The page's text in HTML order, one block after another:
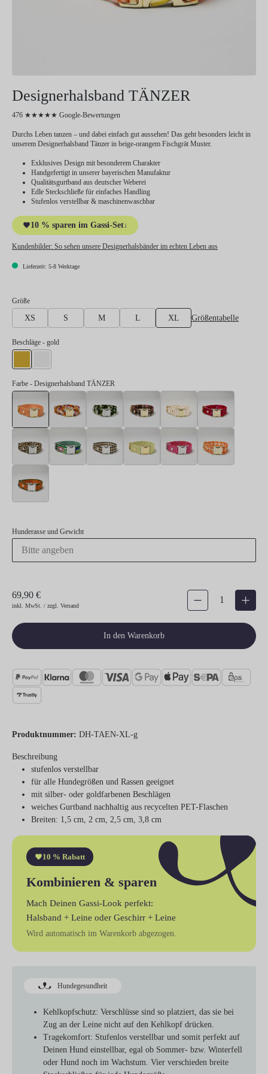
Designerhalsband TÄNZER
476 ★★★★★ Google-Bewertungen
Durchs Leben tanzen – und dabei einfach gut aussehen! Das geht besonders leicht in
unserem Designerhalsband Tänzer in beige-orangem Fischgrät Muster.
Exklusives Design mit besonderem Charakter
Handgefertigt in unserer bayerischen Manufaktur
Qualitätsgurtband aus deutscher Weberei
Edle Steckschließe für einfaches Handling
Stufenlos verstellbar & maschinenwaschbar
10 % sparen im Gassi-Set↓
Kundenbilder: So sehen unsere Designerhalsbänder im echten Leben aus
Lieferzeit: 5-8 Werktage
Größeauswählen
XS S M L XL Größentabelle
Beschlägeauswählen
- gold
Farbe - Designerhalsband TÄNZER
Hunderasse und Gewicht
69,90 €
inkl. MwSt. / zzgl. Versand
Produkt Anzahl: Gib den
In den Warenkorb
Produktnummer: DH-TAEN-XL-g
Beschreibung
stufenlos verstellbar
für alle Hundegrößen und Rassen geeignet
mit silber- oder goldfarbenen Beschlägen
weiches Gurtband nachhaltig aus recycelten PET-Flaschen
Breiten: 1,5 cm, 2 cm, 2,5 cm, 3,8 cm
10 % Rabatt
Kombinieren & sparen
Mach Deinen Gassi-Look perfekt:
Halsband + Leine oder Geschirr + Leine
Wird automatisch im Warenkorb abgezogen.
Hundegesundheit
Kehlkopfschutz: Verschlüsse sind so platziert, das sie bei
Zug an der Leine nicht auf den Kehlkopf drücken.
Tragekomfort: Stufenlos verstellbar und somit perfekt auf
Deinen Hund einstellbar, egal ob Sommer- bzw. Winterfell
oder Hund noch im Wachstum. Vier verschieden breite